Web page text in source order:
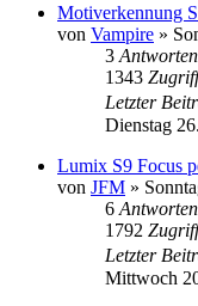
Motiverkennung
von Vampire »
3 Antworten
1343
Letzter
Dienstag
Lumix S9 Focus
von JFM »
6 Antworten
1792
Letzter
Mittwoch